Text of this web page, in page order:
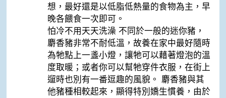
想，最好還是以低脂低熱量的食物為主，早
晚各餵食一次即可。
怕冷不用天天洗澡 不同於一般的迷你豬，
麝香豬非常不耐低溫，故養在家中最好隨時
為牠點上一盞小燈，讓牠可以藉著燈泡的溫
度取暖；或者你可以幫牠穿件衣服，在街上
遛時也別有一番逗趣的風貌。 麝香豬與其
他豬種相較起來，顯得特別嬌生慣養，由於